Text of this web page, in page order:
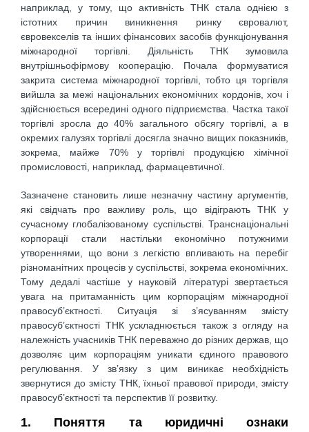
наприклад, у тому, що активність ТНК стала однією з
істотних причин виникнення ринку євровалют,
євровекселів та інших фінансових засобів функціонування
міжнародної торгівлі. Діяльність ТНК зумовила
внутрішньофірмову кооперацію. Почала формуватися
закрита система міжнародної торгівлі, тобто ця торгівля
вийшла за межі національних економічних кордонів, хоч і
здійснюється всередині одного підприємства. Частка такої
торгівлі зросла до 40% загального обсягу торгівлі, а в
окремих галузях торгівлі досягла значно вищих показників,
зокрема, майже 70% у торгівлі продукцією хімічної
промисловості, наприклад, фармацевтичної.
Зазначене становить лише незначну частину аргументів,
які свідчать про важливу роль, що відіграють ТНК у
сучасному глобалізованому суспільстві. Транснаціональні
корпорації стали настільки економічно потужними
утвореннями, що вони з легкістю впливають на перебіг
різноманітних процесів у суспільстві, зокрема економічних.
Тому дедалі частіше у науковій літературі звертається
увага на притаманність цим корпораціям міжнародної
правосуб’єктності. Ситуація зі з’ясуванням змісту
правосуб’єктності ТНК ускладнюється також з огляду на
належність учасників ТНК переважно до різних держав, що
дозволяє цим корпораціям уникати єдиного правового
регулювання. У зв’язку з цим виникає необхідність
звернутися до змісту ТНК, їхньої правової природи, змісту
правосуб’єктності та перспектив її розвитку.
1. Поняття та юридичні ознаки